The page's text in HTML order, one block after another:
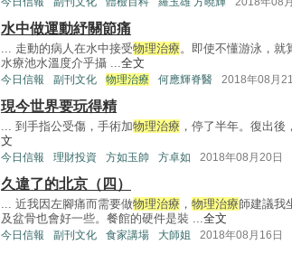
水中做運動紓關節痛
... 走動的病人在水中接受物理治療。即使不懂游泳，就
水療池水溫度介乎攝 ...全文
今日信報 副刊文化 物理治療 何應輝脊醫 2018年08月
現今世界要玩得精
... 到手指公受傷，手術加物理治療 ，停了半年。復出
文
今日信報 理財投資 方如玉帥 方卓如 2018年08月20日
久違了的北京（四）
... 近我因左腳痛而需要做物理治療 ， 物理治療師建議我
及盆骨也會好一些。餐館的硬件是裝 ...全文
今日信報 副刊文化 食家講場 大師姐 2018年08月16日